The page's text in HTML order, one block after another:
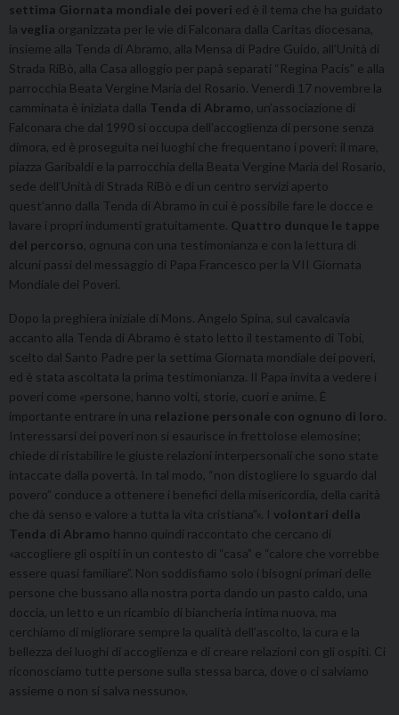
settima Giornata mondiale dei poveri ed è il tema che ha guidato
la veglia organizzata per le vie di Falconara dalla Caritas diocesana,
insieme alla Tenda di Abramo, alla Mensa di Padre Guido, all’Unità di
Strada RiBò, alla Casa alloggio per papà separati “Regina Pacis” e alla
parrocchia Beata Vergine Maria del Rosario. Venerdì 17 novembre la
camminata è iniziata dalla Tenda di Abramo , un’associazione di
Falconara che dal 1990 si occupa dell’accoglienza di persone senza
dimora, ed è proseguita nei luoghi che frequentano i poveri: il mare,
piazza Garibaldi e la parrocchia della Beata Vergine Maria del Rosario,
sede dell’Unità di Strada RiBò e di un centro servizi aperto
quest’anno dalla Tenda di Abramo in cui è possibile fare le docce e
lavare i propri indumenti gratuitamente. Quattro dunque le tappe
del percorso , ognuna con una testimonianza e con la lettura di
alcuni passi del messaggio di Papa Francesco per la VII Giornata
Mondiale dei Poveri.
Dopo la preghiera iniziale di Mons. Angelo Spina, sul cavalcavia
accanto alla Tenda di Abramo è stato letto il testamento di Tobi,
scelto dal Santo Padre per la settima Giornata mondiale dei poveri,
ed è stata ascoltata la prima testimonianza. Il Papa invita a vedere i
poveri come «persone, hanno volti, storie, cuori e anime È
importante entrare in una relazione personale con ognuno di loro
Interessarsi dei poveri non si esaurisce in frettolose elemosine;
chiede di ristabilire le giuste relazioni interpersonali che sono state
intaccate dalla povertà. In tal modo, “non distogliere lo sguardo dal
povero” conduce a ottenere i benefici della misericordia, della carità
che dà senso e valore a tutta la vita cristiana”». I volontari della
Tenda di Abramo hanno quindi raccontato che cercano di
«accogliere gli ospiti in un contesto di “casa” e “calore che vorrebbe
essere quasi familiare”. Non soddisfiamo solo i bisogni primari delle
persone che bussano alla nostra porta dando un pasto caldo, una
doccia, un letto e un ricambio di biancheria intima nuova, ma
cerchiamo di migliorare sempre la qualità dell’ascolto, la cura e la
bellezza dei luoghi di accoglienza e di creare relazioni con gli ospiti. Ci
riconosciamo tutte persone sulla stessa barca, dove o ci salviamo
assieme o non si salva nessuno».